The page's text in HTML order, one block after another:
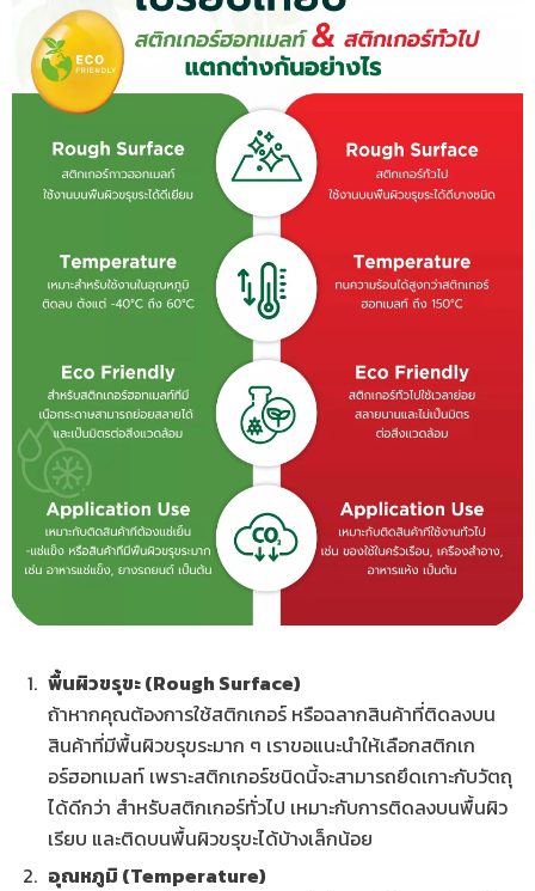
พื้นผิวขรุขะ (Rough Surface)
ถ้าหากคุณต้องการใช้สติกเกอร์ หรือฉลากสินค้าที่ติดลงบน
สินค้าที่มีพื้นผิวขรุขระมาก ๆ เราขอแนะนำให้เลือกสติกเก
อร์ฮอทเมลท์ เพราะสติกเกอร์ชนิดนี้จะสามารถยึดเกาะกับวัตถุ
ได้ดีกว่า สำหรับสติกเกอร์ทั่วไป เหมาะกับการติดลงบนพื้นผิว
เรียบ และติดบนพื้นผิวขรุขะได้บ้างเล็กน้อย
อุณหภูมิ (Temperature)